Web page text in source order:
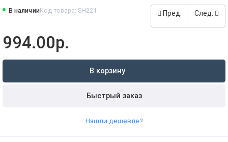
Пред. След.
В наличииКод товара: SH221
994.00р.
В корзину
Быстрый заказ
Нашли дешевле?